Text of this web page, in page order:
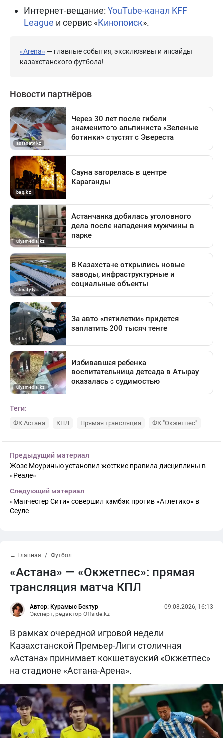
Интернет-вещание: YouTube-канал KFF
League и сервис «Кинопоиск».
«Arena» — главные события, эксклюзивы и инсайды
казахстанского футбола!
Теги:
ФК Астана КПЛ Прямая трансляция ФК "Окжетпес"
Предыдущий материал
Жозе Моуринью установил жесткие правила дисциплины в
«Реале»
Следующий материал
«Манчестер Сити» совершил камбэк против «Атлетико» в
Сеуле
← Главная Футбол
«Астана» — «Окжетпес»: прямая
трансляция матча КПЛ
Автор: Курамыс Бектур
Эксперт, редактор Offside.kz
09.08.2026, 16:13
В рамках очередной игровой недели
Казахстанской Премьер-Лиги столичная
«Астана» принимает кокшетауский «Окжетпес»
на стадионе «Астана-Арена».